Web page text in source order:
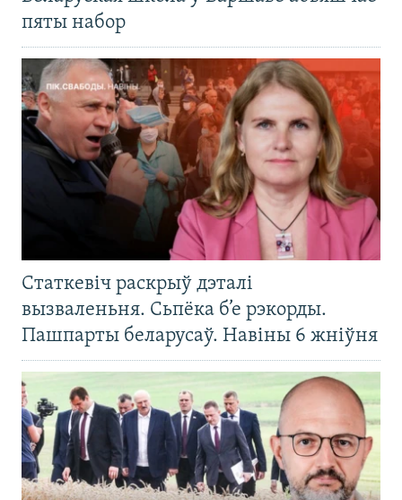
пяты набор
Статкевіч раскрыў дэталі
вызваленьня. Сьпёка б’е рэкорды.
Пашпарты беларусаў. Навіны 6 жніўня